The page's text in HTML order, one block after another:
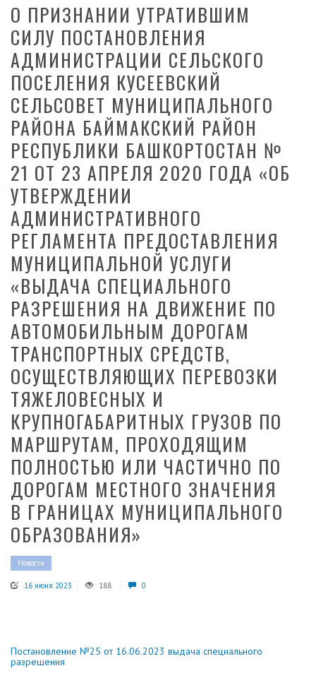
О ПРИЗНАНИИ УТРАТИВШИМ
СИЛУ ПОСТАНОВЛЕНИЯ
АДМИНИСТРАЦИИ СЕЛЬСКОГО
ПОСЕЛЕНИЯ КУСЕЕВСКИЙ
СЕЛЬСОВЕТ МУНИЦИПАЛЬНОГО
РАЙОНА БАЙМАКСКИЙ РАЙОН
РЕСПУБЛИКИ БАШКОРТОСТАН №
21 ОТ 23 АПРЕЛЯ 2020 ГОДА «ОБ
УТВЕРЖДЕНИИ
АДМИНИСТРАТИВНОГО
РЕГЛАМЕНТА ПРЕДОСТАВЛЕНИЯ
МУНИЦИПАЛЬНОЙ УСЛУГИ
«ВЫДАЧА СПЕЦИАЛЬНОГО
РАЗРЕШЕНИЯ НА ДВИЖЕНИЕ ПО
АВТОМОБИЛЬНЫМ ДОРОГАМ
ТРАНСПОРТНЫХ СРЕДСТВ,
ОСУЩЕСТВЛЯЮЩИХ ПЕРЕВОЗКИ
ТЯЖЕЛОВЕСНЫХ И
КРУПНОГАБАРИТНЫХ ГРУЗОВ ПО
МАРШРУТАМ, ПРОХОДЯЩИМ
ПОЛНОСТЬЮ ИЛИ ЧАСТИЧНО ПО
ДОРОГАМ МЕСТНОГО ЗНАЧЕНИЯ
В ГРАНИЦАХ МУНИЦИПАЛЬНОГО
ОБРАЗОВАНИЯ»
Новости
16 июня 2023 188 0
Постановление №25 от 16.06.2023 выдача специального
разрешения